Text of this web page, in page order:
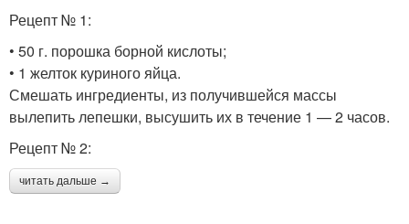
Рецепт № 1:
• 50 г. порошка борной кислоты;
• 1 желток куриного яйца.
Смешать ингредиенты, из получившейся массы
вылепить лепешки, высушить их в течение 1 — 2 часов.
Рецепт № 2:
читать дальше →